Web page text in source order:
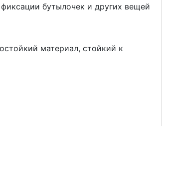
бутылочек и других вещей
материал, стойкий к